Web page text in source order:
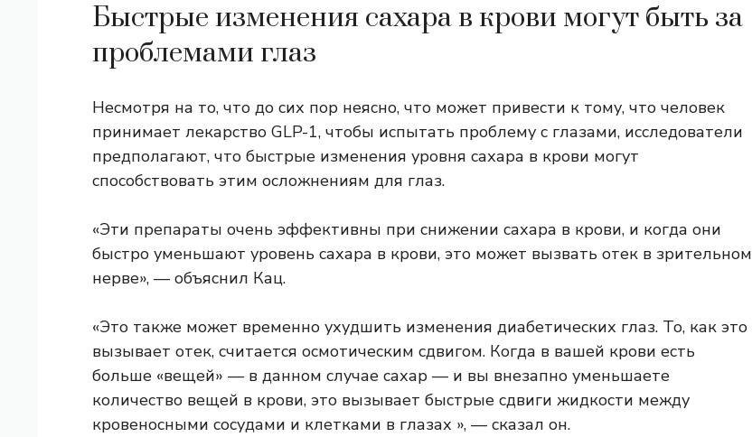
Быстрые изменения сахара в крови могут быть за
проблемами глаз
Несмотря на то, что до сих пор неясно, что может привести к тому, что человек
принимает лекарство GLP-1, чтобы испытать проблему с глазами, исследователи
предполагают, что быстрые изменения уровня сахара в крови могут
способствовать этим осложнениям для глаз.
«Эти препараты очень эффективны при снижении сахара в крови, и когда они
быстро уменьшают уровень сахара в крови, это может вызвать отек в зрительном
нерве», — объяснил Кац.
«Это также может временно ухудшить изменения диабетических глаз. То, как это
вызывает отек, считается осмотическим сдвигом. Когда в вашей крови есть
больше «вещей» — в данном случае сахар — и вы внезапно уменьшаете
количество вещей в крови, это вызывает быстрые сдвиги жидкости между
кровеносными сосудами и клетками в глазах », — сказал он.